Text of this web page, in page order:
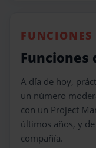
FUNCIONES
Funciones
A día de hoy,
un número
con un Project
últimos años, y
compañía.